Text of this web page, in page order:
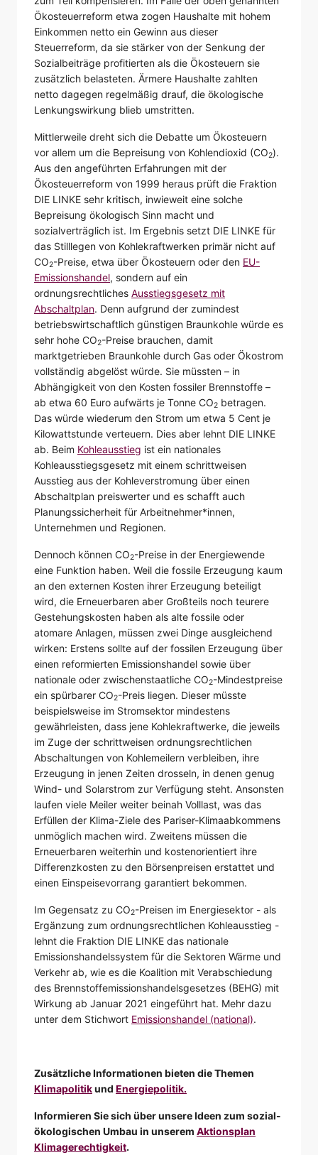
Ökosteuerreform etwa zogen Haushalte mit hohem
Einkommen netto ein Gewinn aus dieser
Steuerreform, da sie stärker von der Senkung der
Sozialbeiträge profitierten als die Ökosteuern sie
zusätzlich belasteten. Ärmere Haushalte zahlten
netto dagegen regelmäßig drauf, die ökologische
Lenkungswirkung blieb umstritten.
Mittlerweile dreht sich die Debatte um Ökosteuern
vor allem um die Bepreisung von Kohlendioxid (CO2).
Aus den angeführten Erfahrungen mit der
Ökosteuerreform von 1999 heraus prüft die Fraktion
DIE LINKE sehr kritisch, inwieweit eine solche
Bepreisung ökologisch Sinn macht und
sozialverträglich ist. Im Ergebnis setzt DIE LINKE für
das Stilllegen von Kohlekraftwerken primär nicht auf
CO2-Preise, etwa über Ökosteuern oder den EU-
Emissionshandel, sondern auf ein
ordnungsrechtliches Ausstiegsgesetz mit
Abschaltplan. Denn aufgrund der zumindest
betriebswirtschaftlich günstigen Braunkohle würde es
sehr hohe CO2-Preise brauchen, damit
marktgetrieben Braunkohle durch Gas oder Ökostrom
vollständig abgelöst würde. Sie müssten – in
Abhängigkeit von den Kosten fossiler Brennstoffe –
ab etwa 60 Euro aufwärts je Tonne CO2 betragen.
Das würde wiederum den Strom um etwa 5 Cent je
Kilowattstunde verteuern. Dies aber lehnt DIE LINKE
ab. Beim Kohleausstieg ist ein nationales
Kohleausstiegsgesetz mit einem schrittweisen
Ausstieg aus der Kohleverstromung über einen
Abschaltplan preiswerter und es schafft auch
Planungssicherheit für Arbeitnehmer*innen,
Unternehmen und Regionen.
Dennoch können CO2-Preise in der Energiewende
eine Funktion haben. Weil die fossile Erzeugung kaum
an den externen Kosten ihrer Erzeugung beteiligt
wird, die Erneuerbaren aber Großteils noch teurere
Gestehungskosten haben als alte fossile oder
atomare Anlagen, müssen zwei Dinge ausgleichend
wirken: Erstens sollte auf der fossilen Erzeugung über
einen reformierten Emissionshandel sowie über
nationale oder zwischenstaatliche CO2-Mindestpreise
ein spürbarer CO2-Preis liegen. Dieser müsste
beispielsweise im Stromsektor mindestens
gewährleisten, dass jene Kohlekraftwerke, die jeweils
im Zuge der schrittweisen ordnungsrechtlichen
Abschaltungen von Kohlemeilern verbleiben, ihre
Erzeugung in jenen Zeiten drosseln, in denen genug
Wind- und Solarstrom zur Verfügung steht. Ansonsten
laufen viele Meiler weiter beinah Volllast, was das
Erfüllen der Klima-Ziele des Pariser-Klimaabkommens
unmöglich machen wird. Zweitens müssen die
Erneuerbaren weiterhin und kostenorientiert ihre
Differenzkosten zu den Börsenpreisen erstattet und
einen Einspeisevorrang garantiert bekommen.
Im Gegensatz zu CO2-Preisen im Energiesektor - als
Ergänzung zum ordnungsrechtlichen Kohleausstieg -
lehnt die Fraktion DIE LINKE das nationale
Emissionshandelssystem für die Sektoren Wärme und
Verkehr ab, wie es die Koalition mit Verabschiedung
des Brennstoffemissionshandelsgesetzes (BEHG) mit
Wirkung ab Januar 2021 eingeführt hat. Mehr dazu
unter dem Stichwort Emissionshandel (national).
Zusätzliche Informationen bieten die Themen
Klimapolitikund Energiepolitik.
Informieren Sie sich über unsere Ideen zum sozial-
ökologischen Umbau in unserem Aktionsplan
Klimagerechtigkeit.